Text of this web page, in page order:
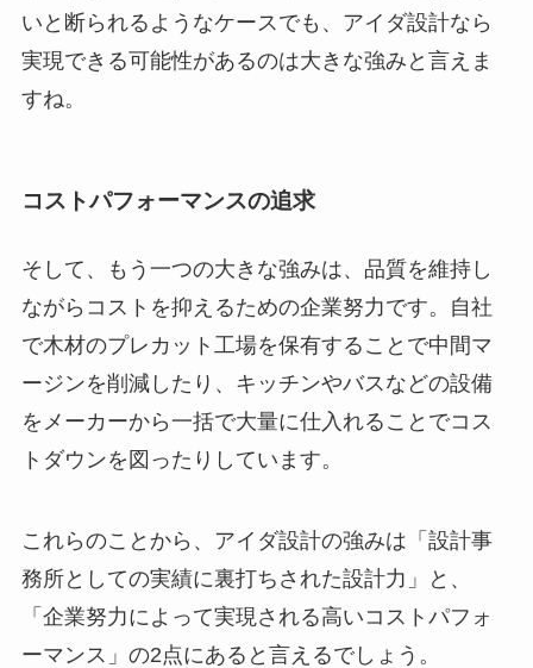
いと断られるようなケースでも、アイダ設計なら
実現できる可能性があるのは大きな強みと言えま
すね。
コストパフォーマンスの追求
そして、もう一つの大きな強みは、品質を維持し
ながらコストを抑えるための企業努力です。自社
で木材のプレカット工場を保有することで中間マ
ージンを削減したり、キッチンやバスなどの設備
をメーカーから一括で大量に仕入れることでコス
トダウンを図ったりしています。
これらのことから、アイダ設計の強みは「設計事
務所としての実績に裏打ちされた設計力」と、
「企業努力によって実現される高いコストパフォ
ーマンス」の2点にあると言えるでしょう。